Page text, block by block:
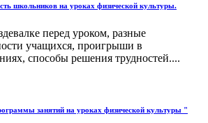
школьников на уроках физической культуры.
перед уроком, разные
учащихся, проигрыши в
способы решения трудностей....
занятий на уроках физической культуры "